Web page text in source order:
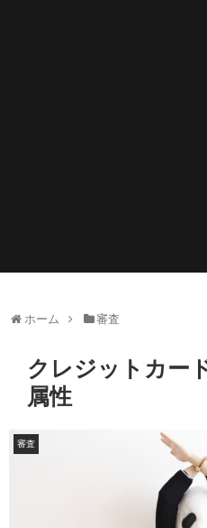
ホーム 審査
クレジットカー
属性
審査